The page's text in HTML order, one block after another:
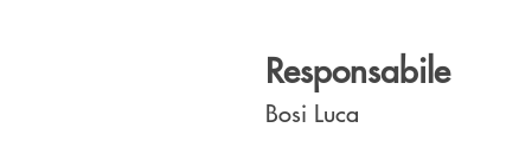
Responsabile
Bosi Luca